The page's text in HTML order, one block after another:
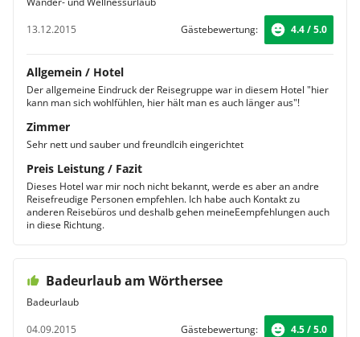
13.12.2015
Gästebewertung: 4.4 / 5.0
Allgemein / Hotel
Der allgemeine Eindruck der Reisegruppe war in diesem Hotel "hier
kann man sich wohlfühlen, hier hält man es auch länger aus"!
Zimmer
Sehr nett und sauber und freundlcih eingerichtet
Preis Leistung / Fazit
Dieses Hotel war mir noch nicht bekannt, werde es aber an andre
Reisefreudige Personen empfehlen. Ich habe auch Kontakt zu
anderen Reisebüros und deshalb gehen meineEempfehlungen auch
in diese Richtung.
Badeurlaub am Wörthersee
Badeurlaub
04.09.2015
Gästebewertung: 4.5 / 5.0